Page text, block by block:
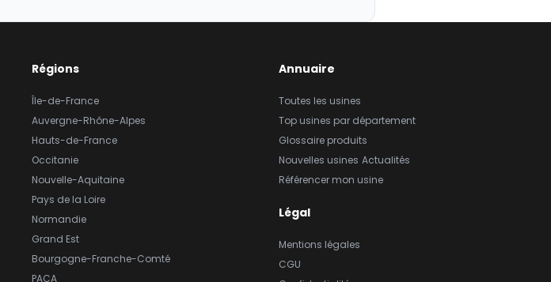
Régions
Île-de-France
Auvergne-Rhône-Alpes
Hauts-de-France
Occitanie
Nouvelle-Aquitaine
Pays de la Loire
Normandie
Grand Est
Bourgogne-Franche-Comté
PACA
Annuaire
Toutes les usines
Top usines par département
Glossaire produits
Nouvelles usines Actualités
Référencer mon usine
Légal
Mentions légales
CGU